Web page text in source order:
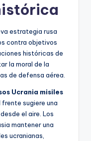
estrategia rusa
contra objetivos
históricas de
la moral de la
de defensa aérea.
Ucrania misiles
sugiere una
el aire. Los
mantener una
ucranianas,